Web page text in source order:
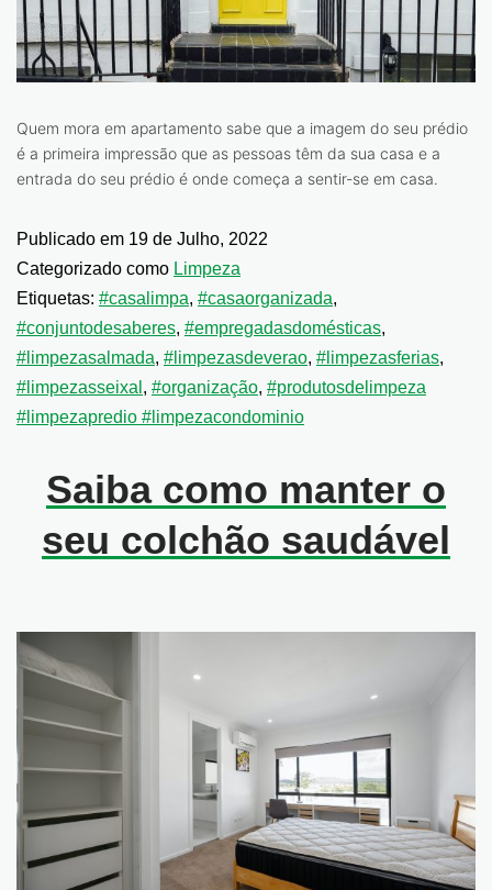
Quem mora em apartamento sabe que a imagem do seu prédio
é a primeira impressão que as pessoas têm da sua casa e a
entrada do seu prédio é onde começa a sentir-se em casa.
Publicado em 19 de Julho, 2022
Categorizado como Limpeza
Etiquetas: #casalimpa, #casaorganizada,
#conjuntodesaberes, #empregadasdomésticas,
#limpezasalmada, #limpezasdeverao, #limpezasferias,
#limpezasseixal , #organização, #produtosdelimpeza
#limpezapredio #limpezacondominio
Saiba como manter o
seu colchão saudável